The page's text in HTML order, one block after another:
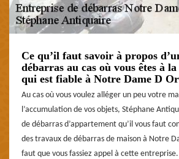
Ce qu’il faut savoir à propos
débarras au cas où vous êtes à
qui est fiable à Notre Dame D Or
Au cas où vous voulez alléger un peu votre
l’accumulation de vos objets, Stéphane
de débarras d’appartement qu’il vous faut
des travaux de débarras de maison à Notre
faut que vous fassiez appel à cette